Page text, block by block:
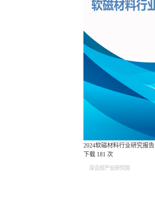
2024软磁材料行业研究报告
下载 181 次